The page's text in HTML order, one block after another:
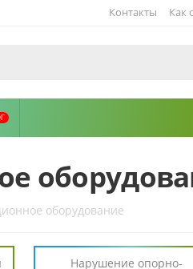
Как
Контакты
оборудование
Нарушение опорно-